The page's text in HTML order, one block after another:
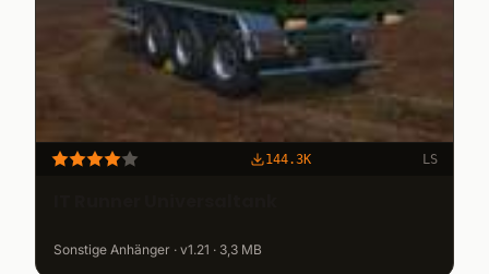
144.3K LS
Sonstige Anhänger · v1.21 · 3,3 MB